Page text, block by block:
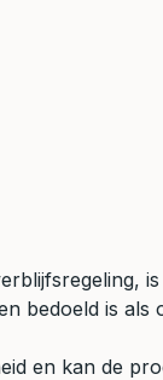
bedoeld is
en kan de